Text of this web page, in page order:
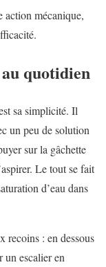
action mécanique,
quotidien
sa simplicité. Il
un peu de solution
sur la gâchette
Le tout se fait
d’eau dans
recoins : en dessous
un escalier en